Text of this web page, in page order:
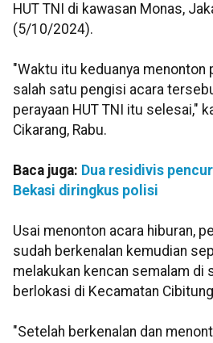
HUT TNI di kawasan Monas,
(5/10/2024).
"Waktu itu keduanya menonton
salah satu pengisi acara
perayaan HUT TNI itu selesai,"
Cikarang, Rabu.
Baca juga: Dua residivis
Bekasi diringkus polisi
Usai menonton acara hiburan,
sudah berkenalan kemudian
melakukan kencan semalam di
berlokasi di Kecamatan
"Setelah berkenalan dan